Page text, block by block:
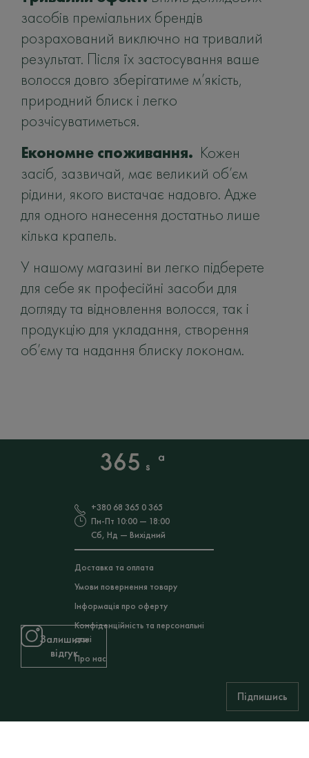
засобів преміальних брендів
розрахований виключно на тривалий
результат. Після їх застосування ваше
волосся довго зберігатиме м’якість,
природний блиск і легко
розчісуватиметься.
Економне споживання. Кожен
засіб, зазвичай, має великий об’єм
рідини, якого вистачає надовго. Адже
для одного нанесення достатньо лише
кілька крапель.
У нашому магазині ви легко підберете
для себе як професійні засоби для
догляду та відновлення волосся, так і
продукцію для укладання, створення
об’єму та надання блиску локонам.
+380 68 365 0 365
Пн-Пт 10:00 — 18:00
Сб, Нд — Вихідний
Доставка та оплата
Умови повернення товару
Інформація про оферту
Конфіденційність та персональні
дані
Про нас
Залишити
відгук
Підпишись